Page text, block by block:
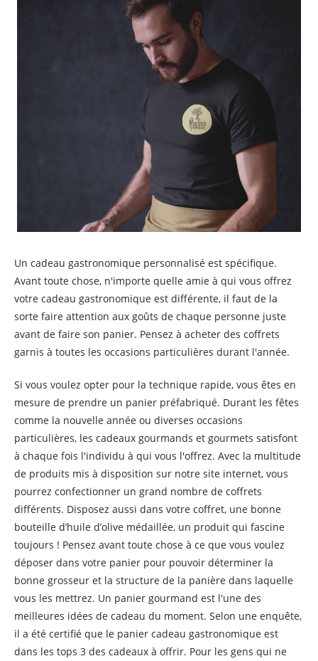
Un cadeau gastronomique personnalisé est spécifique.
Avant toute chose, n'importe quelle amie à qui vous offrez
votre cadeau gastronomique est différente, il faut de la
sorte faire attention aux goûts de chaque personne juste
avant de faire son panier. Pensez à acheter des coffrets
garnis à toutes les occasions particulières durant l'année.
Si vous voulez opter pour la technique rapide, vous êtes en
mesure de prendre un panier préfabriqué. Durant les fêtes
comme la nouvelle année ou diverses occasions
particulières, les cadeaux gourmands et gourmets satisfont
à chaque fois l'individu à qui vous l'offrez. Avec la multitude
de produits mis à disposition sur notre site internet, vous
pourrez confectionner un grand nombre de coffrets
différents. Disposez aussi dans votre coffret, une bonne
bouteille d’huile d’olive médaillée, un produit qui fascine
toujours ! Pensez avant toute chose à ce que vous voulez
déposer dans votre panier pour pouvoir déterminer la
bonne grosseur et la structure de la panière dans laquelle
vous les mettrez. Un panier gourmand est l'une des
meilleures idées de cadeau du moment. Selon une enquête,
il a été certifié que le panier cadeau gastronomique est
dans les tops 3 des cadeaux à offrir. Pour les gens qui ne